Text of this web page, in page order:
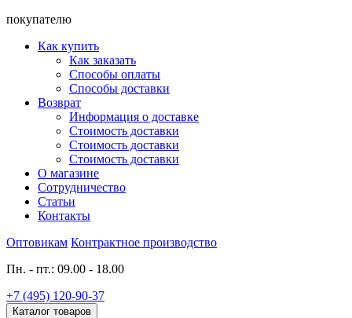
покупателю
Как купить
Как заказать
Способы оплаты
Способы доставки
Возврат
Информация о доставке
Стоимость доставки
Стоимость доставки
Стоимость доставки
О магазине
Сотрудничество
Статьи
Контакты
Оптовикам Контрактное производство
Пн. - пт.: 09.00 - 18.00
+7 (495) 120-90-37
Каталог товаров